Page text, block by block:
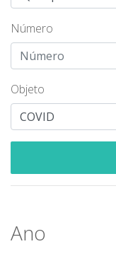
Número
Objeto
Ano